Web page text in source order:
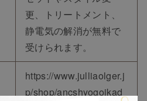
更、トリートメント、
静電気の解消が無料で
受けられます。
https://www.julliaolger.j
p/shop/ancshyogoikad